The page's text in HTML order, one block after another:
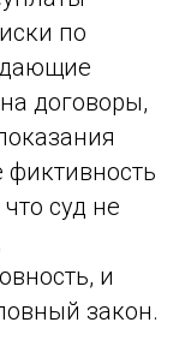
по
договоры,
суд не
и
закон.